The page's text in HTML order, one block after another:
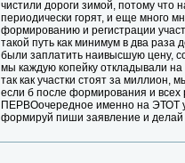
чистили дороги зимой, потому что
периодически горят, и еще много
формированию и регистрации
такой путь как минимум в два раза
были заплатить наивысшую цену,
мы каждую копейку откладывали
так как участки стоят за миллион,
если б после формирования и всех
ПЕРВОочередное именно на ЭТОТ
формируй пиши заявление и делай